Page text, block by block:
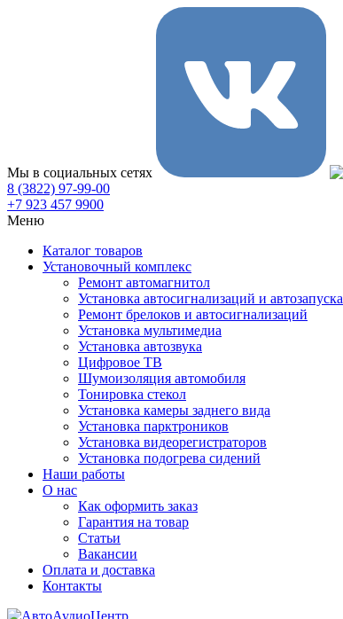
Мы в социальных сетях
8 (3822) 97-99-00
+7 923 457 9900
Меню
Каталог товаров
Установочный комплекс
Ремонт автомагнитол
Установка автосигнализаций и автозапуска
Ремонт брелоков и автосигнализаций
Установка мультимедиа
Установка автозвука
Цифровое ТВ
Шумоизоляция автомобиля
Тонировка стекол
Установка камеры заднего вида
Установка парктроников
Установка видеорегистраторов
Установка подогрева сидений
Наши работы
О нас
Как оформить заказ
Гарантия на товар
Статьи
Вакансии
Оплата и доставка
Контакты